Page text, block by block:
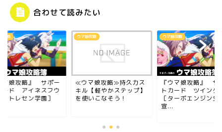
合わせて読みたい
攻略
マ娘攻略』 サポー
ード アイネスフウ
［トレセン学園］
ウマ娘攻略
≪ウマ娘攻略≫持久力ス
キル【軽やかステップ】
を使いこなそう！
ウマ娘攻略
『ウマ娘攻略』 サ
トカード ツインタ
［ターボエンジン全
宣...